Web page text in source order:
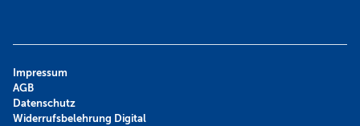
Impressum
AGB
Datenschutz
Widerrufsbelehrung Digital